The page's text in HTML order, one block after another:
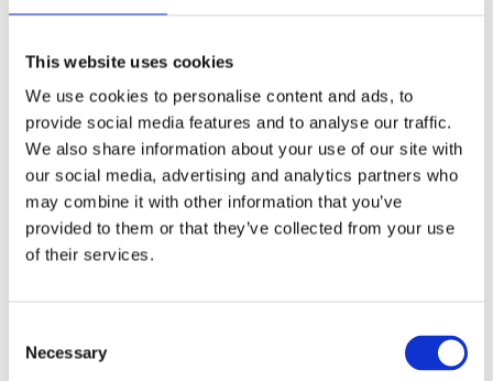
This website uses cookies
We use cookies to personalise content and ads, to
provide social media features and to analyse our traffic.
We also share information about your use of our site with
our social media, advertising and analytics partners who
may combine it with other information that you’ve
provided to them or that they’ve collected from your use
of their services.
Selection
Necessary
Morris
inspirerat
mönster
"Strawberry
Thief", grön
Stl: 45x45 cm,
Tyget Vilja
inspirerat av
konstnären
William Morris
mönster
339
bredd 25mm.
29KR
KÖP